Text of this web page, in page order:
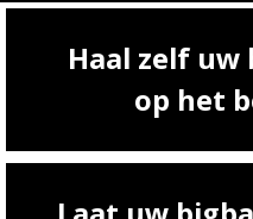
Haal zelf uw
op het